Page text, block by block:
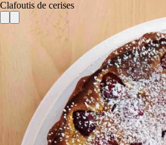
Clafoutis de cerises